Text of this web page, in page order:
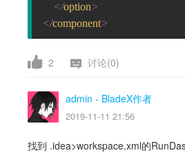
</option>
</component>
2 讨论(0)
admin - BladeX作者
2019-11-11 21:56
找到 .idea>workspace.xml的